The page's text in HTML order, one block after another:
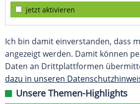
jetzt aktivieren
Ich bin damit einverstanden, dass
angezeigt werden. Damit können
Daten an Drittplattformen
dazu in unseren
Unsere Themen-Highlights